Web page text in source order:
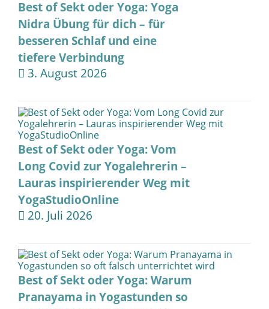
Best of Sekt oder Yoga: Yoga
Nidra Übung für dich – für
besseren Schlaf und eine
tiefere Verbindung
3. August 2026
Best of Sekt oder Yoga: Vom
Long Covid zur Yogalehrerin –
Lauras inspirierender Weg mit
YogaStudioOnline
20. Juli 2026
Best of Sekt oder Yoga: Warum
Pranayama in Yogastunden so